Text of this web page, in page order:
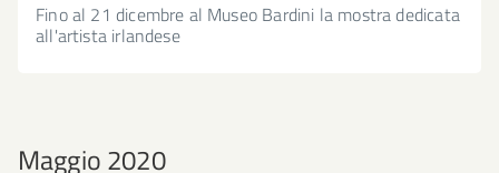
Fino al 21 dicembre al Museo Bardini la mostra dedicata
all'artista irlandese
Maggio 2020